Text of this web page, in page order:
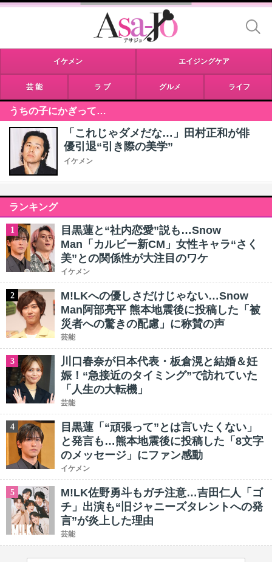
イケメン エイジングケア
芸 能 ラ ブ グルメ ライフ
うちの子にかぎって…
「これじゃダメだな…」田村正和が俳
優引退“引き際の美学”
イケメン
ランキング
1
目黒蓮と“社内恋愛”説も…Snow
Man「カルビー新CM」女性キャラ“さく
美”との関係性が大注目のワケ
イケメン
2
M!LKへの優しさだけじゃない…Snow
Man阿部亮平 熊本地震後に投稿した「被
災者への驚きの配慮」に称賛の声
芸能
3
川口春奈が日本代表・板倉滉と結婚＆妊
娠！“急接近のタイミング”で訪れていた
「人生の大転機」
芸能
4
目黒蓮「“頑張って”とは言いたくない」
と発言も…熊本地震後に投稿した「8文字
のメッセージ」にファン感動
イケメン
5
M!LK佐野勇斗もガチ注意…吉田仁人「ゴ
チ」出演も“旧ジャニーズタレントへの発
言”が炎上した理由
芸能